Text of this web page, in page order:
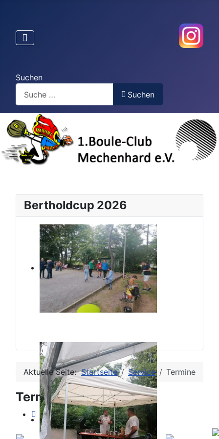
Suchen
Suchen
Bertholdcup 2026
Aktuelle Seite:Startseite Service Termine
Terminkalender